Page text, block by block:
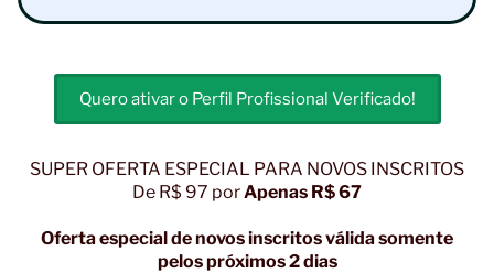
Quero ativar o Perfil Profissional Verificado!
SUPER OFERTA ESPECIAL PARA NOVOS INSCRITOS
De R$ 97 por Apenas R$ 67
Oferta especial de novos inscritos válida somente
pelos próximos 2 dias